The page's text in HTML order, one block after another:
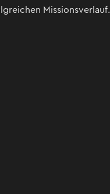
Missionsverlauf.